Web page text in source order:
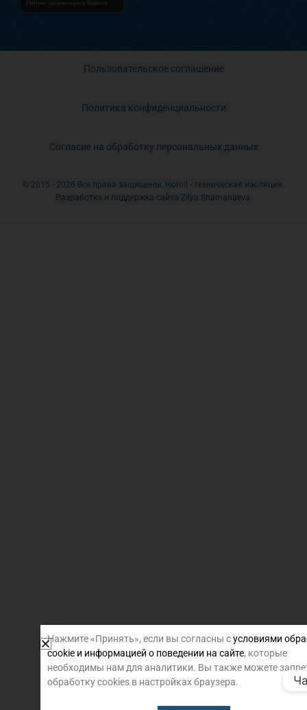
Пользовательское соглашение
Политика конфиденциальности
Согласие на обработку персональных данных
© 2015 - 2026 Все права защищены. Isoroll - техническая изоляция.
Разработка и поддержка сайта Zilya Shamanaeva.
Нажмите «Принять», если вы согласны сусловиями
cookie и информацией о поведении на сайте, которые
необходимы нам для аналитики. Вы также можете
обработку cookies в настройках браузера.